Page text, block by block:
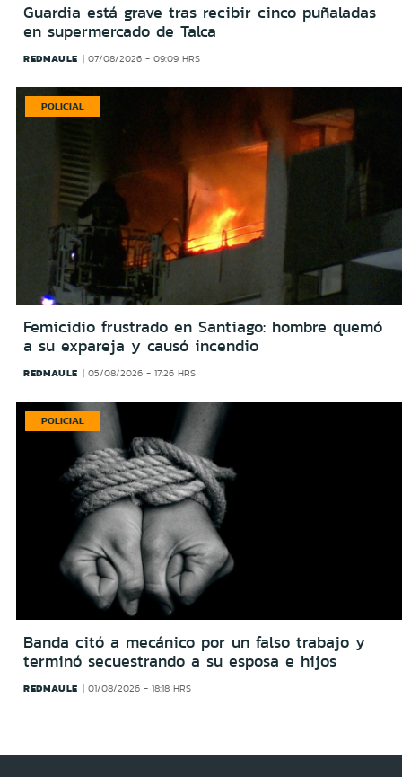
Guardia está grave tras recibir cinco puñaladas
en supermercado de Talca
REDMAULE 07/08/2026 - 09:09 HRS
POLICIAL
Femicidio frustrado en Santiago: hombre quemó
a su expareja y causó incendio
REDMAULE 05/08/2026 - 17:26 HRS
POLICIAL
Banda citó a mecánico por un falso trabajo y
terminó secuestrando a su esposa e hijos
REDMAULE 01/08/2026 - 18:18 HRS